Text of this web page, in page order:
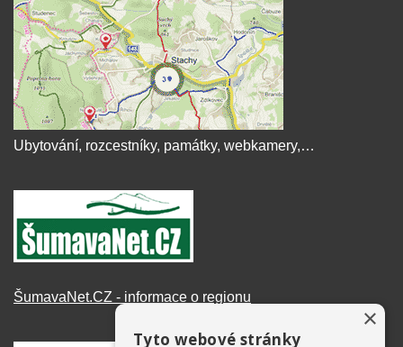
Ubytování, rozcestníky, památky, webkamery,…
ŠumavaNet.CZ - informace o regionu
×
Tyto webové stránky